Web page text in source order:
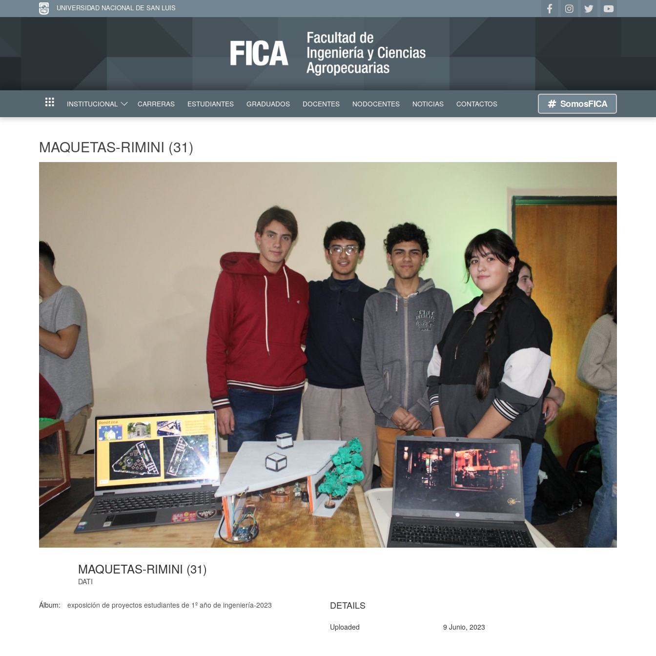
UNIVERSIDAD NACIONAL DE SAN LUIS
INICIO INSTITUCIONAL CARRERAS ESTUDIANTES GRADUADOS DOCENTES NODOCENTES NOTICIAS CONTACTOS SomosFICA
MAQUETAS-RIMINI (31)
MAQUETAS-RIMINI (31)
DATI
Álbum: exposición de proyectos estudiantes de 1º año de ingeniería-2023 DETAILS
Uploaded 9 Junio, 2023